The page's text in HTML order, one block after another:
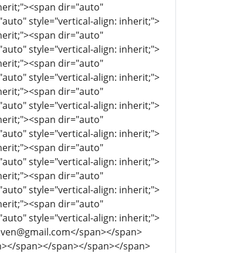
dir="auto"
style="vertical-align: inherit;">
dir="auto"
style="vertical-align: inherit;">
dir="auto"
style="vertical-align: inherit;">
dir="auto"
style="vertical-align: inherit;">
dir="auto"
style="vertical-align: inherit;">
dir="auto"
style="vertical-align: inherit;">
dir="auto"
style="vertical-align: inherit;">
dir="auto"
style="vertical-align: inherit;">
span></span>
span></span></span></span>